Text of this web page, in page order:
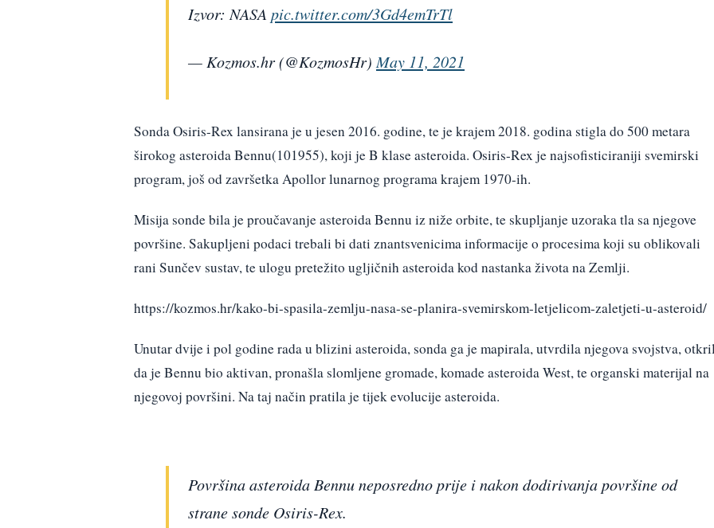
Izvor: NASApic.twitter.com/3Gd4emTrTl
— Kozmos.hr (@KozmosHr) May 11, 2021
Sonda Osiris-Rex lansirana je u jesen 2016. godine, te je krajem 2018. godina stigla do 500 metara
širokog asteroida Bennu(101955), koji je B klase asteroida. Osiris-Rex je najsofisticiraniji svemirski
program, još od završetka Apollor lunarnog programa krajem 1970-ih.
Misija sonde bila je proučavanje asteroida Bennu iz niže orbite, te skupljanje uzoraka tla sa njegove
površine. Sakupljeni podaci trebali bi dati znantsvenicima informacije o procesima koji su oblikovali
rani Sunčev sustav, te ulogu pretežito ugljičnih asteroida kod nastanka života na Zemlji.
https://kozmos.hr/kako-bi-spasila-zemlju-nasa-se-planira-svemirskom-letjelicom-zaletjeti-u-asteroid/
Unutar dvije i pol godine rada u blizini asteroida, sonda ga je mapirala, utvrdila njegova svojstva,
da je Bennu bio aktivan, pronašla slomljene gromade, komade asteroida West, te organski materijal na
njegovoj površini. Na taj način pratila je tijek evolucije asteroida.
Površina asteroida Bennu neposredno prije i nakon dodirivanja površine od
strane sonde Osiris-Rex.